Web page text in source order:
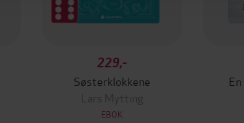
229,-
Søsterklokkene
Lars Mytting
EBOK